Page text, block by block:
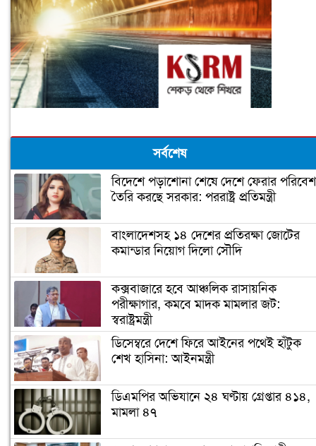
সর্বশেষ
বিদেশে পড়াশোনা শেষে দেশে ফেরার পরিবেশ
তৈরি করছে সরকার: পররাষ্ট্র প্রতিমন্ত্রী
বাংলাদেশসহ ১৪ দেশের প্রতিরক্ষা জোটের
কমান্ডার নিয়োগ দিলো সৌদি
কক্সবাজারে হবে আঞ্চলিক রাসায়নিক
পরীক্ষাগার, কমবে মাদক মামলার জট:
স্বরাষ্ট্রমন্ত্রী
ডিসেম্বরে দেশে ফিরে আইনের পথেই হাঁটুক
শেখ হাসিনা: আইনমন্ত্রী
ডিএমপির অভিযানে ২৪ ঘণ্টায় গ্রেপ্তার ৪১৪,
মামলা ৪৭